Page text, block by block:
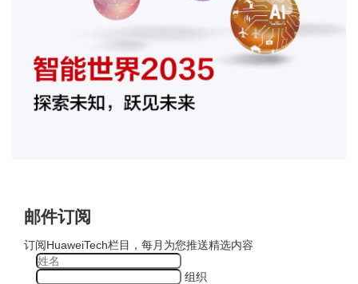
邮件订阅
订阅HuaweiTech栏目，每月为您推送精选内容
组织